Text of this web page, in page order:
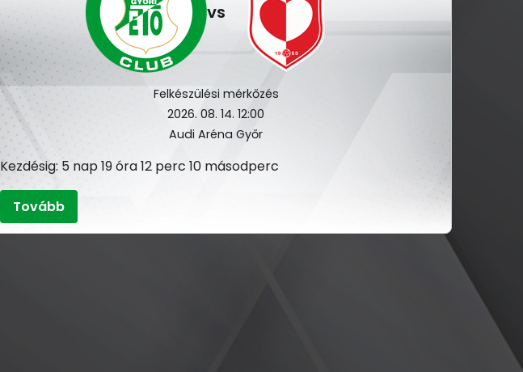
vs
Felkészülési mérkőzés
2026. 08. 14. 12:00
Audi Aréna Győr
Kezdésig: 5 nap 19 óra 12 perc 8 másodperc
Tovább